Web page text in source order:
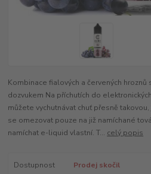
Kombinace fialových a červených hroznů
dozvukem Na příchutích do
můžete vychutnávat chuť přesně
se omezovat pouze na již namíchané
namíchat e-liquid vlastní. T... celý popis
Dostupnost Prodej skočil